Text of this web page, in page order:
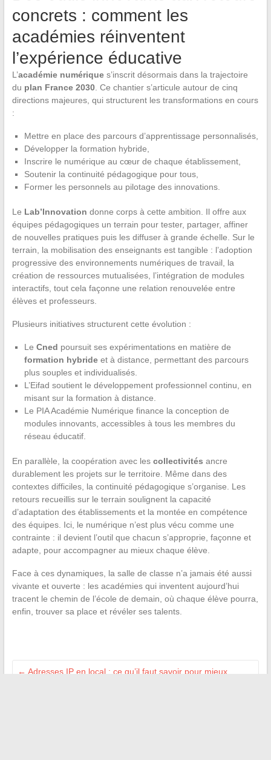
concrets : comment les
académies réinventent
l’expérience éducative
L’académie numériques’inscrit désormais dans la trajectoire
du plan France 2030. Ce chantier s’articule autour de cinq
directions majeures, qui structurent les transformations en cours
:
Mettre en place des parcours d’apprentissage personnalisés,
Développer la formation hybride,
Inscrire le numérique au cœur de chaque établissement,
Soutenir la continuité pédagogique pour tous,
Former les personnels au pilotage des innovations.
Le Lab’Innovation donne corps à cette ambition. Il offre aux
équipes pédagogiques un terrain pour tester, partager, affiner
de nouvelles pratiques puis les diffuser à grande échelle. Sur le
terrain, la mobilisation des enseignants est tangible : l’adoption
progressive des environnements numériques de travail, la
création de ressources mutualisées, l’intégration de modules
interactifs, tout cela façonne une relation renouvelée entre
élèves et professeurs.
Plusieurs initiatives structurent cette évolution :
Le Cned poursuit ses expérimentations en matière de
formation hybrideet à distance, permettant des parcours
plus souples et individualisés.
L’Eifad soutient le développement professionnel continu, en
misant sur la formation à distance.
Le PIA Académie Numérique finance la conception de
modules innovants, accessibles à tous les membres du
réseau éducatif.
En parallèle, la coopération avec les collectivités ancre
durablement les projets sur le territoire. Même dans des
contextes difficiles, la continuité pédagogique s’organise. Les
retours recueillis sur le terrain soulignent la capacité
d’adaptation des établissements et la montée en compétence
des équipes. Ici, le numérique n’est plus vécu comme une
contrainte : il devient l’outil que chacun s’approprie, façonne et
adapte, pour accompagner au mieux chaque élève.
Face à ces dynamiques, la salle de classe n’a jamais été aussi
vivante et ouverte : les académies qui inventent aujourd’hui
tracent le chemin de l’école de demain, où chaque élève pourra,
enfin, trouver sa place et révéler ses talents.
← Adresses IP en local : ce qu’il faut savoir pour mieux